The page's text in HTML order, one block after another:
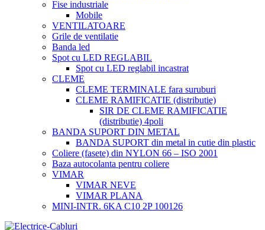
Fise industriale
Mobile
VENTILATOARE
Grile de ventilatie
Banda led
Spot cu LED REGLABIL
Spot cu LED reglabil incastrat
CLEME
CLEME TERMINALE fara suruburi
CLEME RAMIFICATIE (distributie)
SIR DE CLEME RAMIFICATIE
(distributie) 4poli
BANDA SUPORT DIN METAL
BANDA SUPORT din metal in cutie din plastic
Coliere (fasete) din NYLON 66 – ISO 2001
Baza autocolanta pentru coliere
VIMAR
VIMAR NEVE
VIMAR PLANA
MINI-INTR. 6KA C10 2P 100126